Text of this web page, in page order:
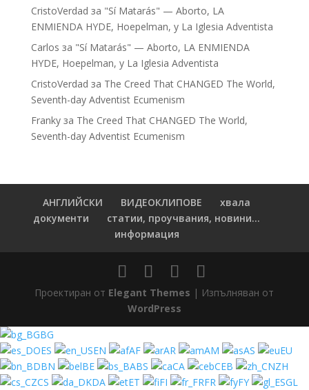
CristoVerdad за "Sí Matarás" — Aborto, LA
ENMIENDA HYDE, Hoepelman, y La Iglesia Adventista
Carlos за "Sí Matarás" — Aborto, LA ENMIENDA
HYDE, Hoepelman, y La Iglesia Adventista
CristoVerdad за The Creed That CHANGED The World,
Seventh-day Adventist Ecumenism
Frankyза The Creed That CHANGED The World,
Seventh-day Adventist Ecumenism
АНГЛИЙСКИ ВИДЕОКЛИПОВЕ
хвала
документи
статии, проучвания, новини...
информация
Проектиран от Elegant Themes | Изпълняван от
WordPress
BG
ES
EN AF AR AM AS
EU
BN
BE BS CA CEB
ZH
CS
DA ET FI FR FY GL